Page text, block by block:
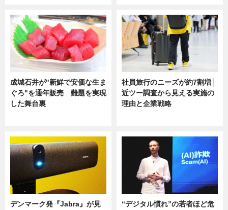
成城石井が"新鮮で安価な生ま
ぐろ"を通年販売 難題を実現
した舞台裏
社員旅行のニーズが約7割増│
近ツー調査から見える実施の
理由と企業戦略
デンマーク発『Jabra』が見
“デジタル慣れ”の若者ほど危